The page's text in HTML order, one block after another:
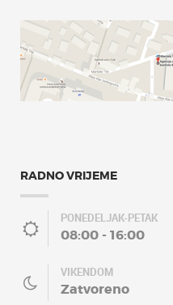
RADNO VRIJEME
PONEDELJAK-PETAK
08:00 - 16:00
VIKENDOM
Zatvoreno